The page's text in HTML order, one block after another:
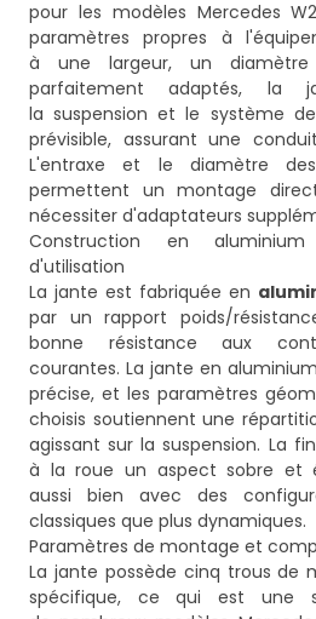
pour les modèles Mercedes
paramètres propres à
à une largeur, un
parfaitement adaptés, la
la suspension et le système
prévisible, assurant une
L'entraxe et le diamètre
permettent un montage
nécessiter d'adaptateurs
Construction en
d'utilisation
La jante est fabriquée en
par un rapport poids/
bonne résistance aux
courantes. La jante en
précise, et les paramètres
choisis soutiennent une
agissant sur la suspension. La
à la roue un aspect sobre et
aussi bien avec des
classiques que plus dynamiques.
Paramètres de montage et
La jante possède cinq trous de
spécifique, ce qui est une